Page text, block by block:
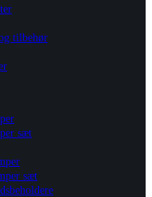
tilbehør
sæt
sæt